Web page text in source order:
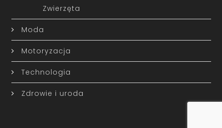
Zwierzęta
Moda
Motoryzacja
Technologia
Zdrowie i uroda